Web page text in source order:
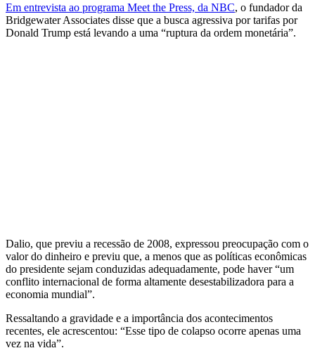
Em entrevista ao programa Meet the Press, da NBC, o fundador da
Bridgewater Associates disse que a busca agressiva por tarifas por
Donald Trump está levando a uma “ruptura da ordem monetária”.
Dalio, que previu a recessão de 2008, expressou preocupação com o
valor do dinheiro e previu que, a menos que as políticas econômicas
do presidente sejam conduzidas adequadamente, pode haver “um
conflito internacional de forma altamente desestabilizadora para a
economia mundial”.
Ressaltando a gravidade e a importância dos acontecimentos
recentes, ele acrescentou: “Esse tipo de colapso ocorre apenas uma
vez na vida”.